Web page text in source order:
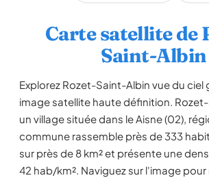
Carte satellite de
Saint-Albin
Explorez Rozet-Saint-Albin vue du ciel
image satellite haute définition.
un village située dans le Aisne (02),
commune rassemble près de 333
sur près de 8 km² et présente une
42 hab/km². Naviguez sur l'image pour